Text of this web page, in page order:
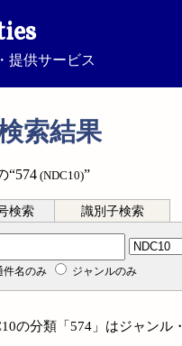
提供サービス
索結果
“574(NDC10)”
検索 識別子検索
件名のみ ジャンルのみ
の分類「574」はジャンル